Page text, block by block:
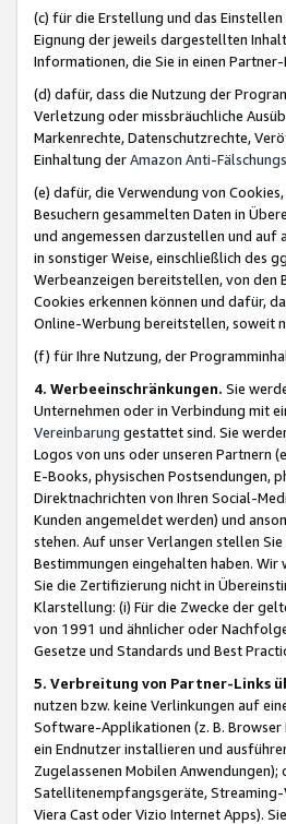
(c) für die Erstellung und das
Eignung der jeweils dargestellten
Informationen, die Sie in einen
(d) dafür, dass die Nutzung der
Verletzung oder missbräuchliche
Markenrechte, Datenschutzrechte,
Einhaltung derAmazon Anti-
(e) dafür, die Verwendung von
Besuchern gesammelten Daten in
und angemessen darzustellen und
in sonstiger Weise, einschließlich des
Werbeanzeigen bereitstellen, von den
Cookies erkennen können und dafür,
Online-Werbung bereitstellen, soweit
(f) für Ihre Nutzung, der
4. Werbeeinschränkungen. Sie
Unternehmen oder in Verbindung mit
Vereinbarung gestattet sind. Sie
Logos von uns oder unseren Partnern
E-Books, physischen Postsendungen,
Direktnachrichten von Ihren Social-
Kunden angemeldet werden) und
stehen. Auf unser Verlangen stellen
Bestimmungen eingehalten haben.
Sie die Zertifizierung nicht in
Klarstellung: (i) Für die Zwecke der
von 1991 und ähnlicher oder
Gesetze und Standards und Best
5. Verbreitung von Partner-Links
nutzen bzw. keine Verlinkungen auf
Software-Applikationen (z. B.
ein Endnutzer installieren und
Zugelassenen Mobilen
Satellitenempfangsgeräte, Streaming-
Viera Cast oder Vizio Internet Apps).